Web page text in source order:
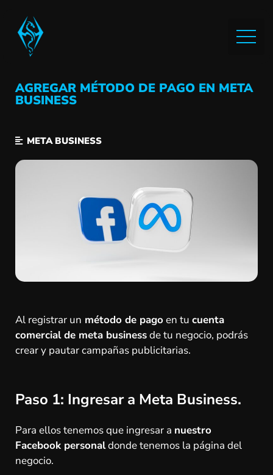
AGREGAR MÉTODO DE PAGO EN META
BUSINESS
META BUSINESS
Al registrar un método de pagoen tu cuenta
comercial de meta businessde tu negocio, podrás
crear y pautar campañas publicitarias.
Paso 1: Ingresar a Meta Business.
Para ellos tenemos que ingresar a nuestro
Facebook personaldonde tenemos la página del
negocio.